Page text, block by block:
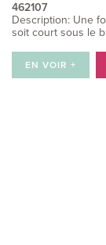
462107
Description: Une
soit court sous le
EN VOIR +